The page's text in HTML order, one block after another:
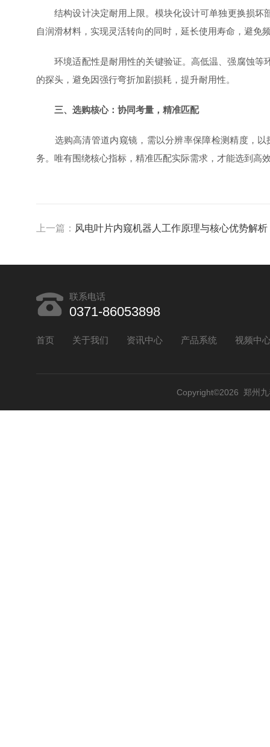
结构设计决定耐用上限。模块化设计可单独更换损坏
自润滑材料，实现灵活转向的同时，延长使用寿命，避免
环境适配性是耐用性的关键验证。高低温、强腐蚀等
的探头，避免因强行弯折加剧损耗，提升耐用性。
三、选购核心：协同考量，精准匹配
选购高清管道内窥镜，需以分辨率保障检测精度，以
务。唯有围绕核心指标，精准匹配实际需求，才能选到高
上一篇： 风电叶片内窥机器人工作原理与核心优势解析
联系电话
0371-86053898
首页 关于我们 资讯中心 产品系统 视频中
Copyright©2026 郑州